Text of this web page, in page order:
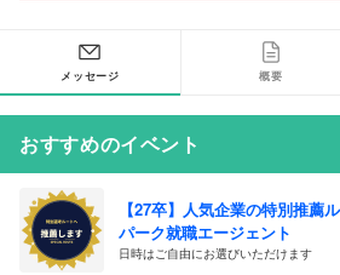
メッセージ 概要
おすすめのイベント
【27卒】人気企業の特別推薦
パーク就職エージェント
日時はご自由にお選びいただけます